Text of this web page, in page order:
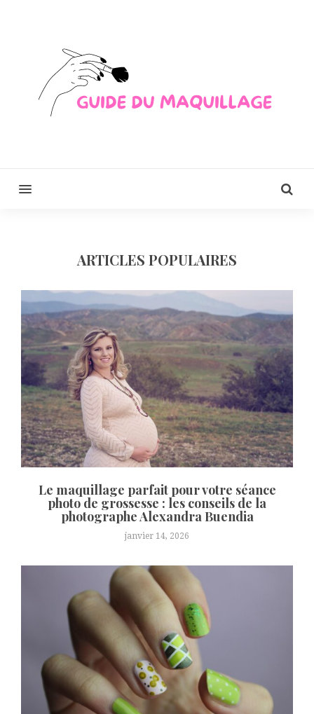
MENU
ARTICLES POPULAIRES
Le maquillage parfait pour votre séance
photo de grossesse : les conseils de la
photographe Alexandra Buendia
janvier 14, 2026